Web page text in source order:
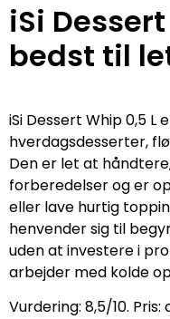
iSi
bedst til
iSi Dessert Whip 0,5 L
hverdagsdesserter,
Den er let at
forberedelser og er
eller lave hurtig
henvender sig til
uden at investere i
arbejder med kolde
Vurdering: 8,5/10.